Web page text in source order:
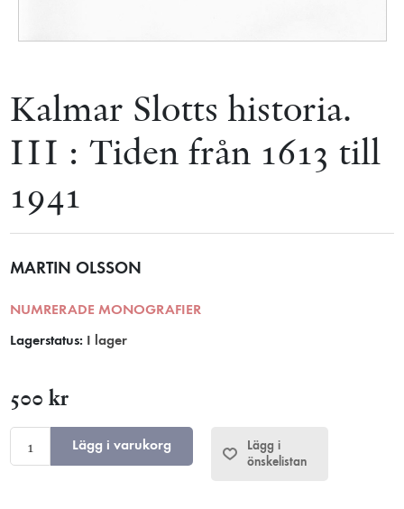
Kalmar Slotts historia.
III : Tiden från 1613 till
1941
MARTIN OLSSON
NUMRERADE MONOGRAFIER
Lagerstatus: I lager
500 kr
Lägg i varukorg
Lägg i
önskelistan